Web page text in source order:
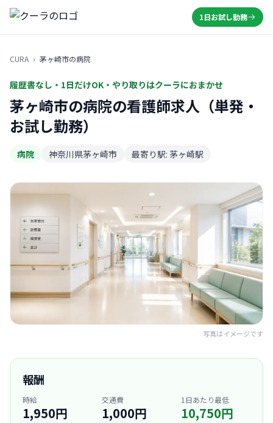
1日お試し勤務
CURA › 茅ヶ崎市の病院
履歴書なし・1日だけOK・やり取りはクーラにおまかせ
茅ヶ崎市の病院の看護師求人（単発・
お試し勤務）
病院 神奈川県茅ヶ崎市 最寄り駅: 茅ヶ崎駅
写真はイメージです
報酬
時給
1,950円
交通費
1,000円
1日あたり最低
10,750円